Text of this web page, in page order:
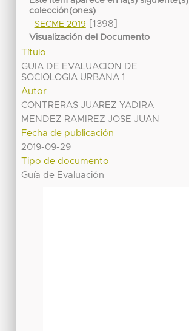
colección(ones)
SECME 2019
[1398]
Visualización del Documento
Título
GUIA DE EVALUACION DE
SOCIOLOGIA URBANA 1
Autor
CONTRERAS JUAREZ YADIRA
MENDEZ RAMIREZ JOSE JUAN
Fecha de publicación
2019-09-29
Tipo de documento
Guía de Evaluación